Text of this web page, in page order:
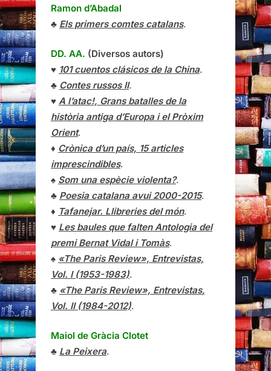
Ramon d’Abadal
♣ Els primers comtes catalans.
DD. AA. (Diversos autors)
♥ 101 cuentos clásicos de la China.
♣ Contes russos II.
♥ A l’atac!, Grans batalles de la
història antiga d’Europa i el Pròxim
Orient.
♦ Crònica d’un país, 15 articles
imprescindibles.
♠ Som una espècie violenta?.
♣ Poesia catalana avui 2000-2015.
♦ Tafanejar. Llibreries del món.
♥ Les baules que falten Antologia del
premi Bernat Vidal i Tomàs.
♠ «The Paris Review», Entrevistas,
Vol. I (1953-1983).
♣ «The Paris Review», Entrevistas,
Vol. II (1984-2012).
Maiol de Gràcia Clotet
♣ La Peixera.